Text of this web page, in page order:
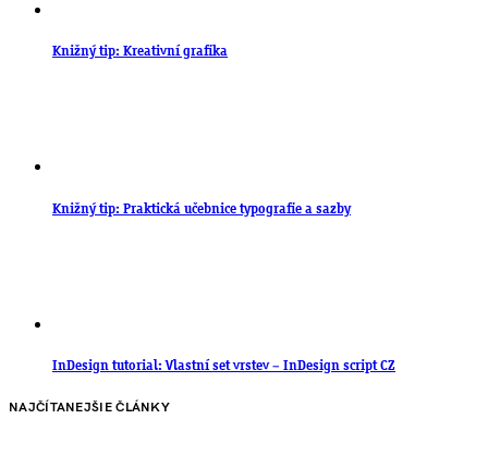
Knižný tip: Kreativní grafika
Knižný tip: Praktická učebnice typografie a sazby
InDesign tutorial: Vlastní set vrstev – InDesign script CZ
NAJČÍTANEJŠIE ČLÁNKY